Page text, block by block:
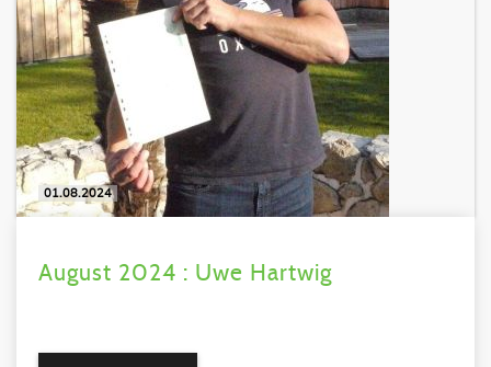
01.08.2024
August 2024 : Uwe Hartwig